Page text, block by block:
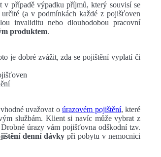
v případě výpadku příjmů, který souvisí se
(a v podmínkách každé z pojišťoven
invaliditu nebo dlouhodobou pracovní
produktem.
je dobré zvážit, zda se pojištění vyplatí či
uvažovat oúrazovém pojištění, které
službám. Klient si navíc může vybrat z
úrazy vám pojišťovna odškodní tzv.
denní dávky při pobytu v nemocnici